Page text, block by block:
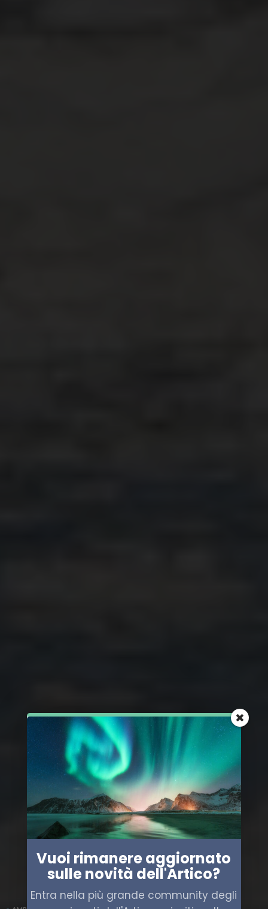
Vuoi rimanere aggiornato
sulle novità dell'Artico?
Entra nella più grande community degli